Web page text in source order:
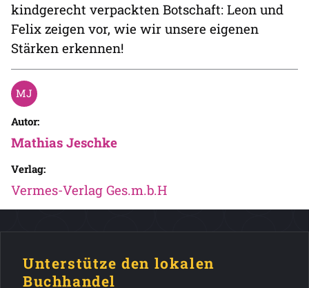
kindgerecht verpackten Botschaft: Leon und
Felix zeigen vor, wie wir unsere eigenen
Stärken erkennen!
Autor:
Mathias Jeschke
Verlag:
Vermes-Verlag Ges.m.b.H
Unterstütze den lokalen
Buchhandel